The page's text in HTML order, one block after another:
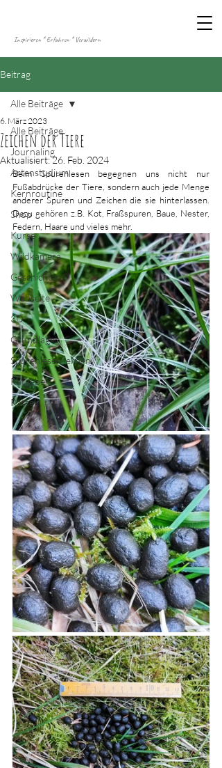
Inspirieren * Erfahren * Verwildern
Beitrag
Alle Beiträge
Journaling
Artenstudium
Kernroutine
Shop
Kurse
Wildkamera
Geschichten
Webseite
3D
Grundlagen
Spurenlesen lernen
Ratgeber
Rätsel
Alle Beiträge
Zeichen der Tiere
6. März 2023
Aktualisiert:26. Feb. 2024
Beim Spurenlesen begegnen uns nicht nur
Fußabdrücke der Tiere, sondern auch jede Menge
anderer Spuren und Zeichen die sie hinterlassen.
Dazu gehören z.B. Kot, Fraßspuren, Baue, Nester,
Federn, Haare und vieles mehr.